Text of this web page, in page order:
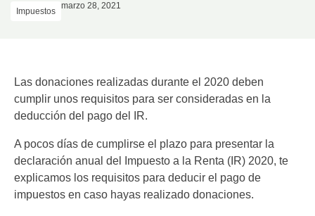
Impuestos
marzo 28, 2021
Las donaciones realizadas durante el 2020 deben
cumplir unos requisitos para ser consideradas en la
deducción del pago del IR.
A pocos días de cumplirse el plazo para presentar la
declaración anual del Impuesto a la Renta (IR) 2020, te
explicamos los requisitos para deducir el pago de
impuestos en caso hayas realizado donaciones.